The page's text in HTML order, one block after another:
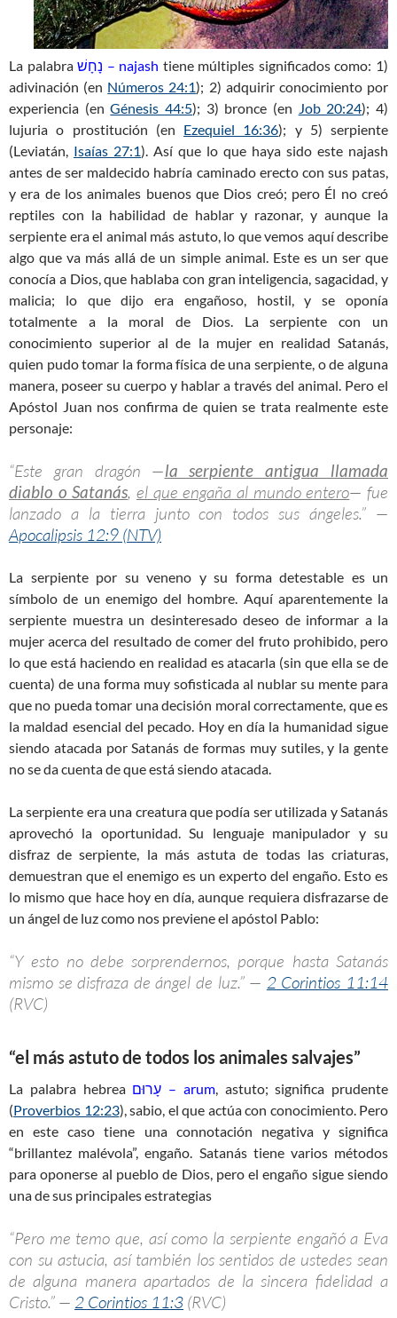
La palabra נָחָשׁ – najash tiene múltiples significados como: 1)
adivinación (en Números 24:1); 2) adquirir conocimiento por
experiencia (enGénesis 44:5); 3) bronce (en Job 20:24); 4)
lujuria o prostitución (en Ezequiel 16:36); y 5) serpiente
(Leviatán, Isaías 27:1). Así que lo que haya sido este najash
antes de ser maldecido habría caminado erecto con sus patas,
y era de los animales buenos que Dios creó; pero Él no creó
reptiles con la habilidad de hablar y razonar, y aunque la
serpiente era el animal más astuto, lo que vemos aquí describe
algo que va más allá de un simple animal. Este es un ser que
conocía a Dios, que hablaba con gran inteligencia, sagacidad, y
malicia; lo que dijo era engañoso, hostil, y se oponía
totalmente a la moral de Dios. La serpiente con un
conocimiento superior al de la mujer en realidad Satanás,
quien pudo tomar la forma física de una serpiente, o de alguna
manera, poseer su cuerpo y hablar a través del animal. Pero el
Apóstol Juan nos confirma de quien se trata realmente este
personaje:
“Este gran dragón —la serpiente antigua llamada
diablo o Satanás,el que engaña al mundo entero— fue
lanzado a la tierra junto con todos sus ángeles.” —
Apocalipsis 12:9 (NTV)
La serpiente por su veneno y su forma detestable es un
símbolo de un enemigo del hombre. Aquí aparentemente la
serpiente muestra un desinteresado deseo de informar a la
mujer acerca del resultado de comer del fruto prohibido, pero
lo que está haciendo en realidad es atacarla (sin que ella se de
cuenta) de una forma muy sofisticada al nublar su mente para
que no pueda tomar una decisión moral correctamente, que es
la maldad esencial del pecado. Hoy en día la humanidad sigue
siendo atacada por Satanás de formas muy sutiles, y la gente
no se da cuenta de que está siendo atacada.
La serpiente era una creatura que podía ser utilizada y Satanás
aprovechó la oportunidad. Su lenguaje manipulador y su
disfraz de serpiente, la más astuta de todas las criaturas,
demuestran que el enemigo es un experto del engaño. Esto es
lo mismo que hace hoy en día, aunque requiera disfrazarse de
un ángel de luz como nos previene el apóstol Pablo:
“Y esto no debe sorprendernos, porque hasta Satanás
mismo se disfraza de ángel de luz.” — 2 Corintios 11:14
(RVC)
“el más astuto de todos los animales salvajes”
La palabra hebrea עָרוּם – arum, astuto; significa prudente
(Proverbios 12:23), sabio, el que actúa con conocimiento. Pero
en este caso tiene una connotación negativa y significa
“brillantez malévola”, engaño. Satanás tiene varios métodos
para oponerse al pueblo de Dios, pero el engaño sigue siendo
una de sus principales estrategias
“Pero me temo que, así como la serpiente engañó a Eva
con su astucia, así también los sentidos de ustedes sean
de alguna manera apartados de la sincera fidelidad a
Cristo.” — 2 Corintios 11:3 (RVC)